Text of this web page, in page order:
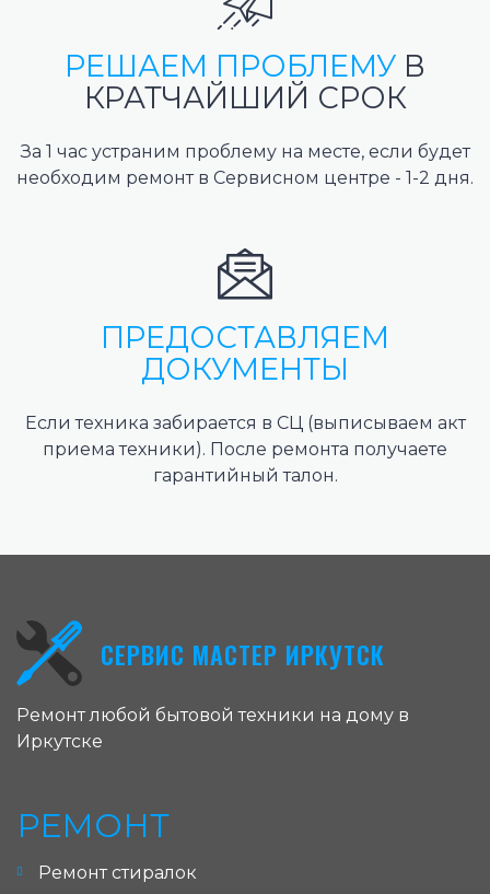
РЕШАЕМ ПРОБЛЕМУ В
КРАТЧАЙШИЙ СРОК
За 1 час устраним проблему на месте, если будет
необходим ремонт в Сервисном центре - 1-2 дня.
ПРЕДОСТАВЛЯЕМ
ДОКУМЕНТЫ
Если техника забирается в СЦ (выписываем акт
приема техники). После ремонта получаете
гарантийный талон.
СЕРВИС МАСТЕР ИРКУТСК
Ремонт любой бытовой техники на дому в
Иркутске
РЕМОНТ
Ремонт стиралок